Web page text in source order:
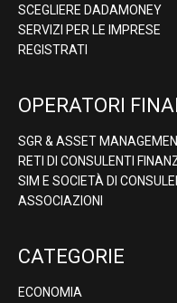
SCEGLIERE DADAMONEY
SERVIZI PER LE IMPRESE
REGISTRATI
OPERATORI
SGR & ASSET
RETI DI CONSULENTI
SIM E SOCIETÀ DI
ASSOCIAZIONI
CATEGORIE
ECONOMIA